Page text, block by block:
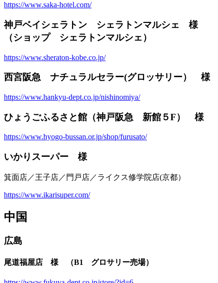
https://www.saka-hotel.com/
神戸ベイシェラトン シェラトンマルシェ 様
（ショップ シェラトンマルシェ）
https://www.sheraton-kobe.co.jp/
西宮阪急 ナチュラルセラー(グロッサリー） 様
https://www.hankyu-dept.co.jp/nishinomiya/
ひょうごふるさと館（神戸阪急 新館５F） 様
https://www.hyogo-bussan.or.jp/shop/furusato/
いかりスーパー 様
箕面店／王子店／門戸店／ライクス修学院店(京都）
https://www.ikarisuper.com/
中国
広島
尾道福屋店 様 （B1 グロサリー売場）